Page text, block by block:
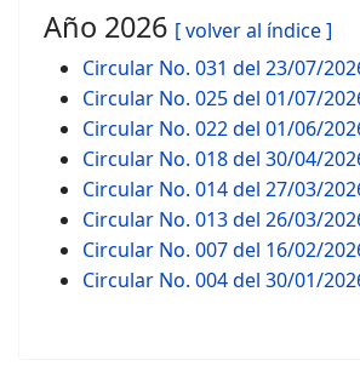
Año 2026 [ volver al índice ]
Circular No. 031 del 23/07/
Circular No. 025 del 01/07/
Circular No. 022 del 01/06/
Circular No. 018 del 30/04/
Circular No. 014 del 27/03/
Circular No. 013 del 26/03/
Circular No. 007 del 16/02/
Circular No. 004 del 30/01/